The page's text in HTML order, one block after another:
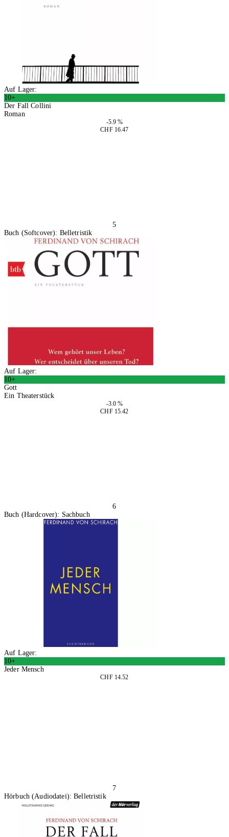
Auf Lager:
10+
Der Fall Collini
Roman
-5.9 %
CHF 16.47
5
Buch (Softcover): Belletristik
Auf Lager:
10+
Gott
Ein Theaterstück
-3.0 %
CHF 15.42
6
Buch (Hardcover): Sachbuch
Auf Lager:
10+
Jeder Mensch
CHF 14.52
7
Hörbuch (Audiodatei): Belletristik